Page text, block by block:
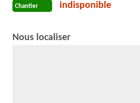
Chantier indisponible
Nous localiser